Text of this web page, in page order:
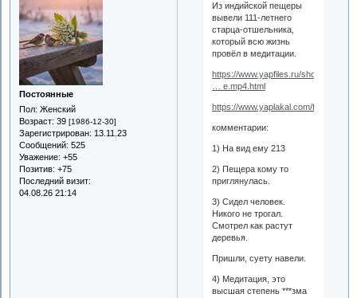
Постоянные
Пол: Женский
Возраст: 39 [1986-12-30]
Зарегистрирован: 13.11.23
Сообщений: 525
Уважение: +55
Позитив: +75
Последний визит:
04.08.26 21:14
Из индийской пещеры
вывели 111-летнего
старца-отшельника,
который всю жизнь
провёл в медитации.
https://www.yapfiles.ru/show/
… e.mp4.html
https://www.yaplakal.com/forum28/
комментарии:
1) На вид ему 213
2) Пещера кому то
приглянулась.
3) Сидел человек.
Никого не трогал.
Смотрел как растут
деревья.
Пришли, суету навели.
4) Медитация, это
высшая степень ***зма